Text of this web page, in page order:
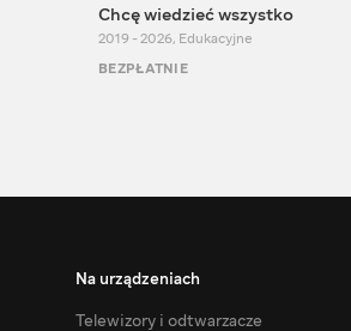
Chcę wiedzieć wszystko
2019 - 2026, Edukacyjne
BEZPŁATNIE
Na urządzeniach
Telewizory i odtwarzacze